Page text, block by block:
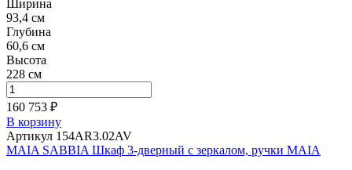
Ширина
93,4 см
Глубина
60,6 см
Высота
228 см
160 753 ₽
В корзину
Артикул 154AR3.02AV
MAIA SABBIA Шкаф 3-дверный с зеркалом, ручки MAIA